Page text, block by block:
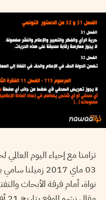
تزامنا مع إحياء اليوم
03 ماي 2017
نواة، أمام فرقة الأبحاث